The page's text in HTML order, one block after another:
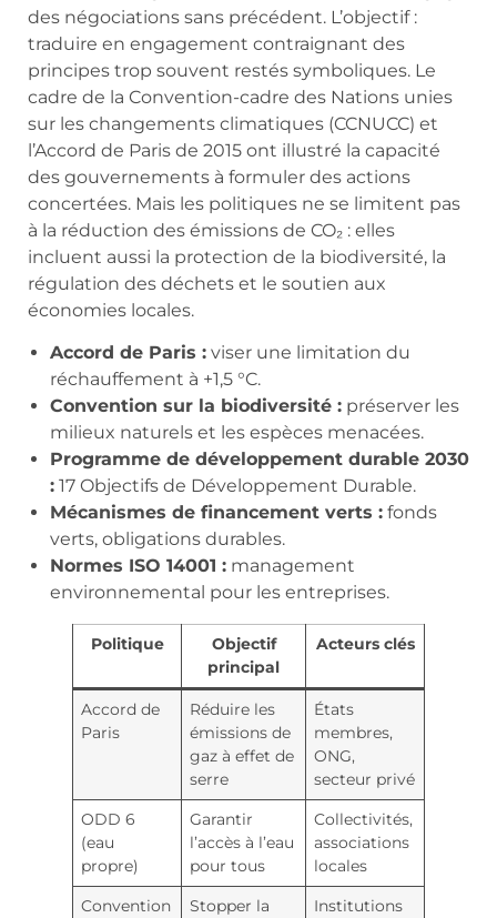
des négociations sans précédent. L’objectif :
traduire en engagement contraignant des
principes trop souvent restés symboliques. Le
cadre de la Convention-cadre des Nations unies
sur les changements climatiques (CCNUCC) et
l’Accord de Paris de 2015 ont illustré la capacité
des gouvernements à formuler des actions
concertées. Mais les politiques ne se limitent pas
à la réduction des émissions de CO₂ : elles
incluent aussi la protection de la biodiversité, la
régulation des déchets et le soutien aux
économies locales.
Accord de Paris : viser une limitation du
réchauffement à +1,5 °C.
Convention sur la biodiversité : préserver les
milieux naturels et les espèces menacées.
Programme de développement durable 2030
: 17 Objectifs de Développement Durable.
Mécanismes de financement verts : fonds
verts, obligations durables.
Normes ISO 14001 : management
environnemental pour les entreprises.
Politique
Objectif
principal
Acteurs clés
Accord de
Paris
Réduire les
émissions de
gaz à effet de
serre
États
membres,
ONG,
secteur privé
ODD 6
(eau
propre)
Garantir
l’accès à l’eau
pour tous
Collectivités,
associations
locales
Convention
Stopper la
Institutions